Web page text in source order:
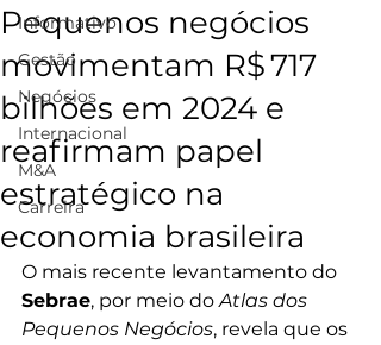
Informativo
Gestão
Negócios
Internacional
M&A
Carreira
Pequenos negócios
movimentam R$ 717
bilhões em 2024 e
reafirmam papel
estratégico na
economia brasileira
O mais recente levantamento do
Sebrae, por meio do Atlas dos
Pequenos Negócios, revela que os